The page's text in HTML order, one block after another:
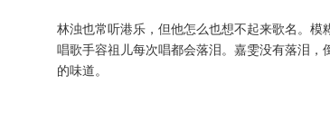
林浊也常听港乐，但他怎么也想不起来歌名。模
唱歌手容祖儿每次唱都会落泪。嘉雯没有落泪
的味道。